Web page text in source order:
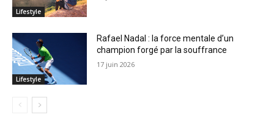
Lifestyle
Lifestyle
Rafael Nadal : la force mentale d’un
champion forgé par la souffrance
17 juin 2026